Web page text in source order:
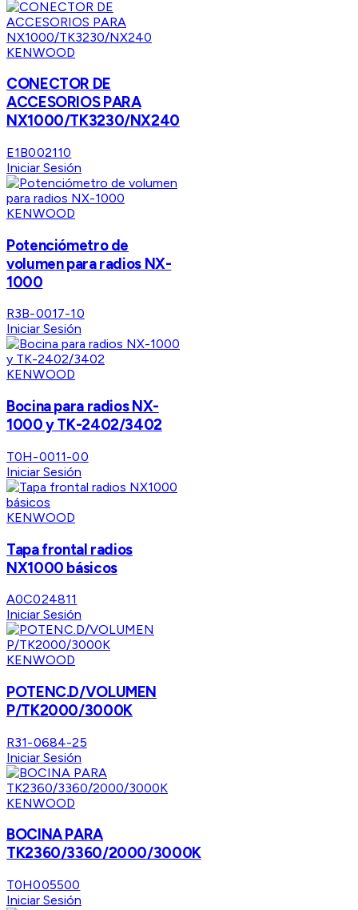
KENWOOD
CONECTOR DE
ACCESORIOS PARA
NX1000/TK3230/NX240
E1B002110
Iniciar Sesión
KENWOOD
Potenciómetro de
volumen para radios NX-
1000
R3B-0017-10
Iniciar Sesión
KENWOOD
Bocina para radios NX-
1000 y TK-2402/3402
T0H-0011-00
Iniciar Sesión
KENWOOD
Tapa frontal radios
NX1000 básicos
A0C024811
Iniciar Sesión
KENWOOD
POTENC.D/VOLUMEN
P/TK2000/3000K
R31-0684-25
Iniciar Sesión
KENWOOD
BOCINA PARA
TK2360/3360/2000/3000K
T0H005500
Iniciar Sesión